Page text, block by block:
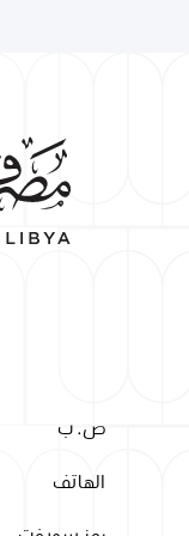
ص. ب
الهاتف